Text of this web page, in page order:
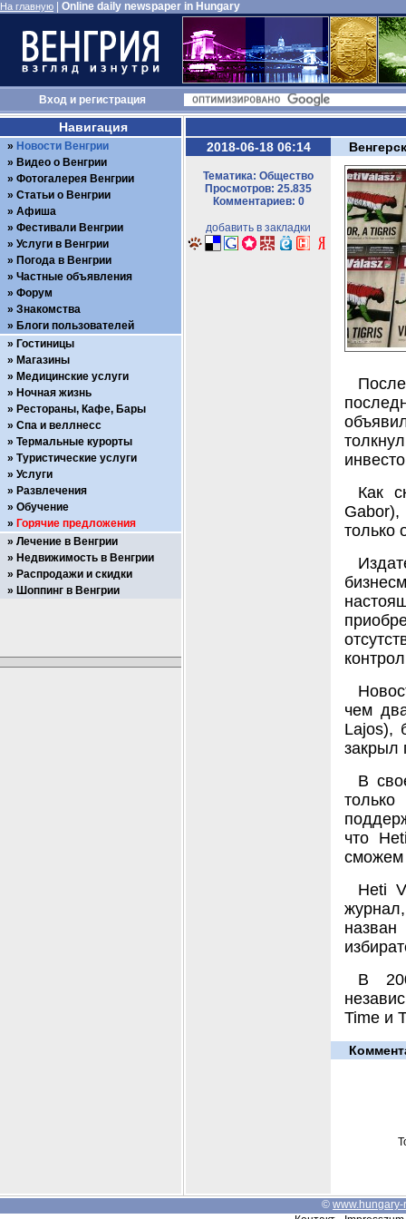
На главную Online daily newspaper in Hungary
Входи регистрация
2018-06-18 06:14
Тематика: Общество
Просмотров: 25.835
Комментариев: 0
добавить в закладки
Как
только
чем
Lajos),
закрыл
В
что
сможем
Heti
В
Time и
Навигация
Новости Венгрии
Видео о Венгрии
Фотогалерея Венгрии
Статьи о Венгрии
Афиша
Фестивали Венгрии
Услуги в Венгрии
Погода в Венгрии
Частные объявления
Форум
Знакомства
Блоги пользователей
Гостиницы
Магазины
Медицинские услуги
Ночная жизнь
Рестораны, Кафе, Бары
Спа и веллнесс
Термальные курорты
Туристические услуги
Услуги
Развлечения
Обучение
Горячие предложения
Лечение в Венгрии
Недвижимость в Венгрии
Распродажи и скидки
Шоппинг в Венгрии
© www.hungary-